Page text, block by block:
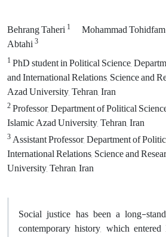
Behrang Taheri1 Mohammad Tohidfam
Abtahi3
1PhD student in Political Science,
and International Relations, Science and
Azad University, Tehran, Iran
2Professor, Department of Political
Islamic Azad University, Tehran, Iran
3Assistant Professor, Department of
International Relations, Science and
University, Tehran, Iran
Social justice has been a long-
contemporary history, which